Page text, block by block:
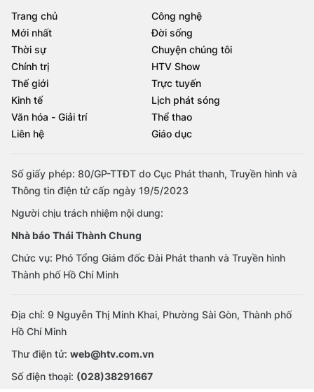
Trang chủ
Công nghệ
Mới nhất
Đời sống
Thời sự
Chuyện chúng tôi
Chính trị
HTV Show
Thế giới
Trực tuyến
Kinh tế
Lịch phát sóng
Văn hóa - Giải trí
Thể thao
Liên hệ
Giáo dục
Số giấy phép: 80/GP-TTĐT do Cục Phát thanh, Truyền hình và
Thông tin điện tử cấp ngày 19/5/2023
Người chịu trách nhiệm nội dung:
Nhà báo Thái Thành Chung
Chức vụ: Phó Tổng Giám đốc Đài Phát thanh và Truyền hình
Thành phố Hồ Chí Minh
Địa chỉ: 9 Nguyễn Thị Minh Khai, Phường Sài Gòn, Thành phố
Hồ Chí Minh
Thư điện tử: web@htv.com.vn
Số điện thoại: (028)38291667